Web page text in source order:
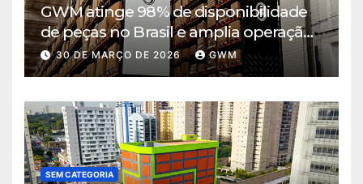
GWM atinge 98% de disponibilidade
de peças no Brasil e amplia operação
logística em Cajamar
30 DE MARÇO DE 2026 GWM
SEM CATEGORIA